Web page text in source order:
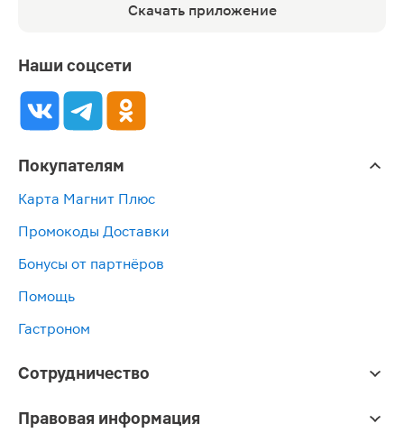
Скачать приложение
Наши соцсети
Покупателям
Карта Магнит Плюс
Промокоды Доставки
Бонусы от партнёров
Помощь
Гастроном
Сотрудничество
Правовая информация